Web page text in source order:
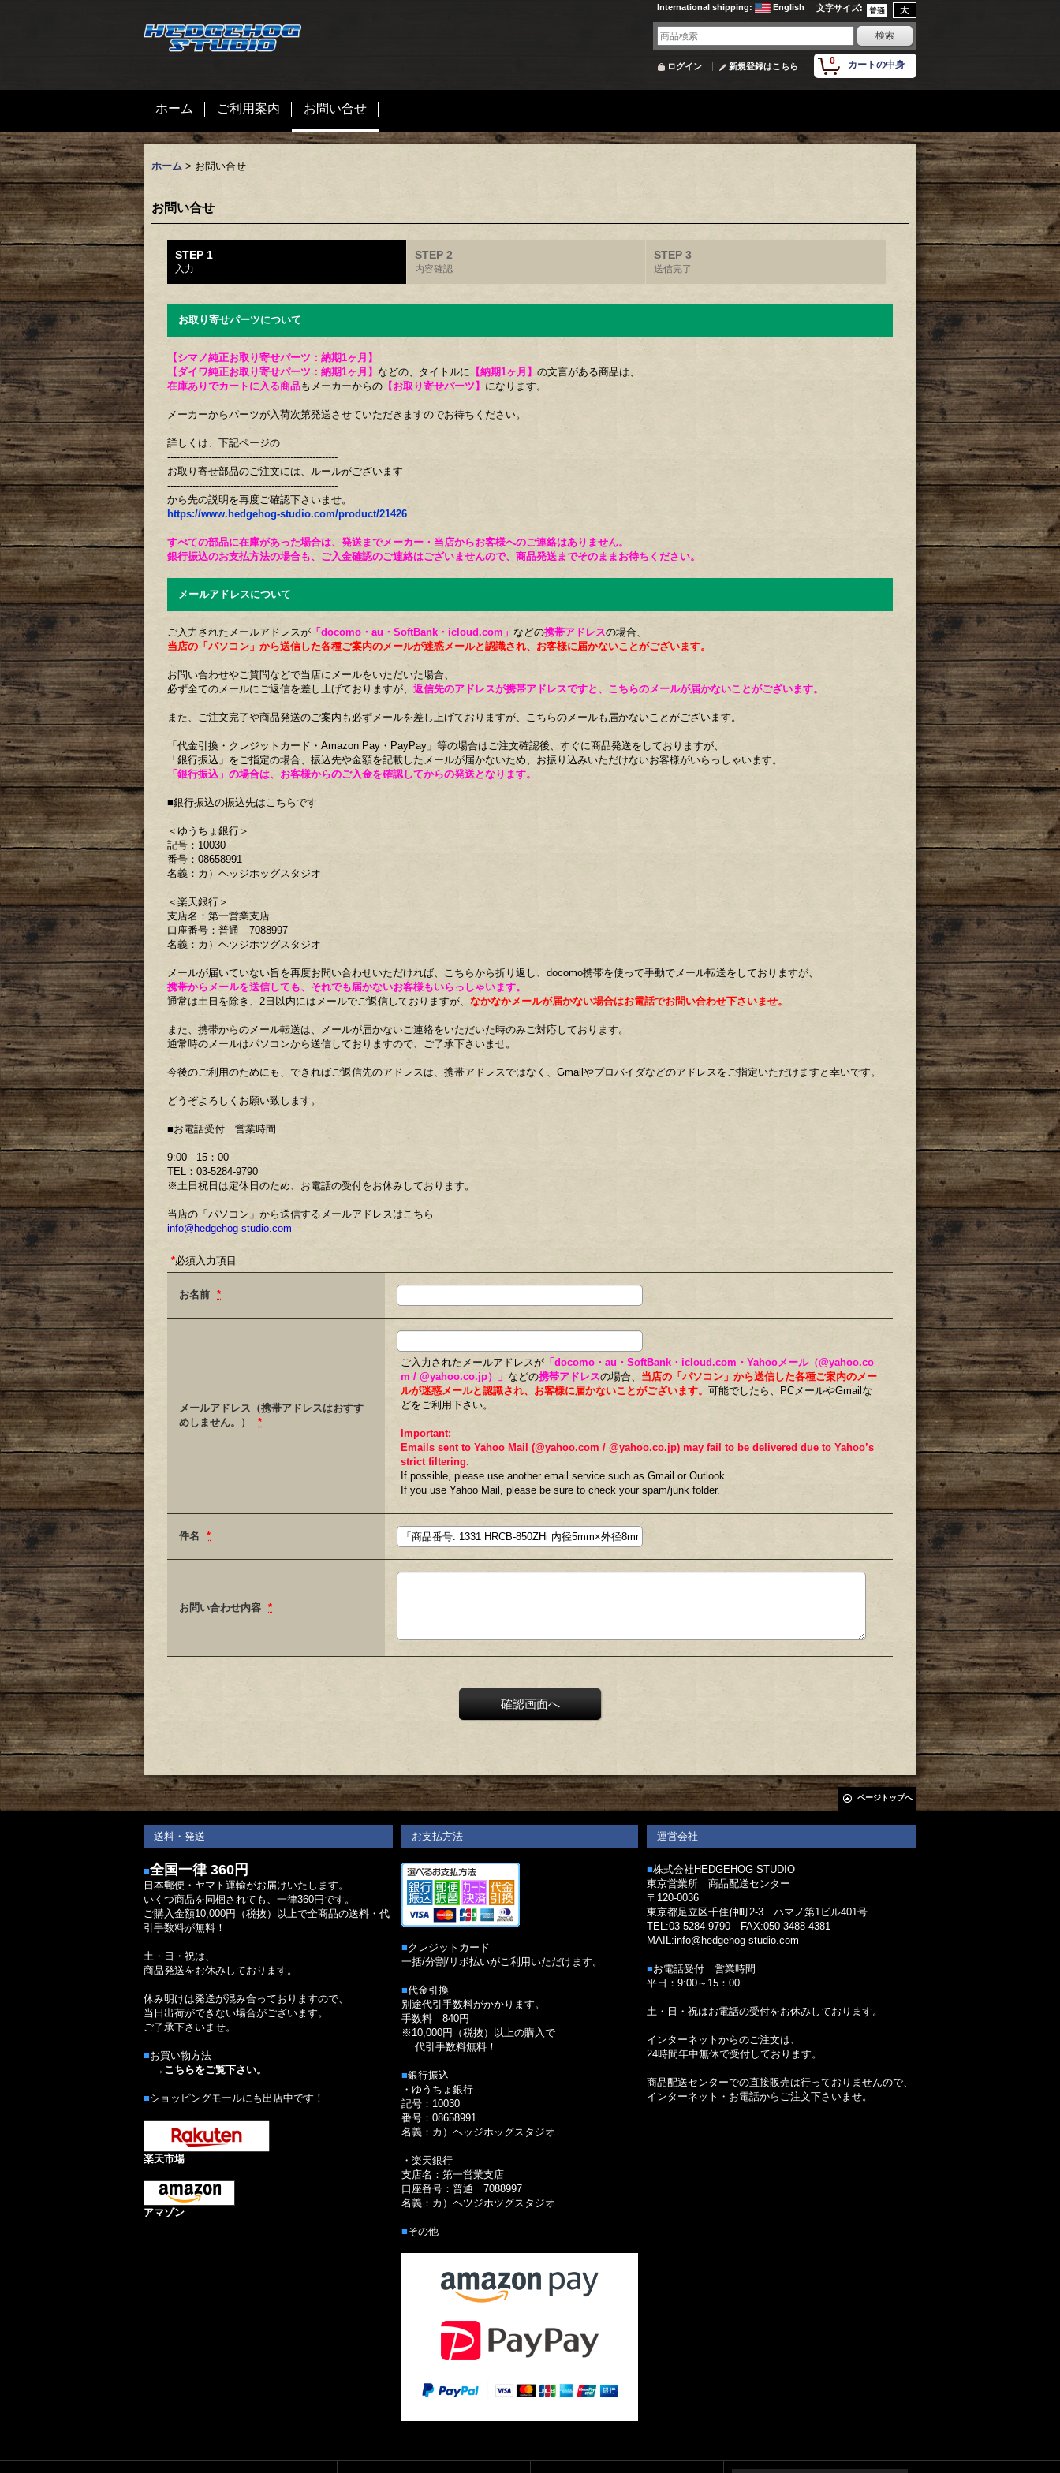
文字サイズ:
International shipping: English
0 カートの中身
ログイン 新規登録はこちら
ホーム ご利用案内 お問い合せ
ホーム > お問い合せ
お問い合せ
STEP 1
入力
STEP 2
内容確認
STEP 3
送信完了
お取り寄せパーツについて
【シマノ純正お取り寄せパーツ：納期1ヶ月】
【ダイワ純正お取り寄せパーツ：納期1ヶ月】 などの、タイトルに 【納期1ヶ月】 の文言がある商品は、
在庫ありでカートに入る商品もメーカーからの 【お取り寄せパーツ】 になります。
メーカーからパーツが入荷次第発送させていただきますのでお待ちください。
詳しくは、下記ページの
------------------------------------------------------
お取り寄せ部品のご注文には、ルールがございます
------------------------------------------------------
から先の説明を再度ご確認下さいませ。
https://www.hedgehog-studio.com/product/21426
すべての部品に在庫があった場合は、発送までメーカー・当店からお客様へのご連絡はありません。
銀行振込のお支払方法の場合も、ご入金確認のご連絡はございませんので、商品発送までそのままお待ちください。
メールアドレスについて
ご入力されたメールアドレスが 「docomo・au・SoftBank・icloud.com」 などの携帯アドレスの場合、
当店の「パソコン」から送信した各種ご案内のメールが迷惑メールと認識され、お客様に届かないことがございます。
お問い合わせやご質問などで当店にメールをいただいた場合、
必ず全てのメールにご返信を差し上げておりますが、 返信先のアドレスが携帯アドレスですと、こちらのメールが届かないことがございます。
また、ご注文完了や商品発送のご案内も必ずメールを差し上げておりますが、こちらのメールも届かないことがございます。
「代金引換・クレジットカード・Amazon Pay・PayPay」等の場合はご注文確認後、すぐに商品発送をしておりますが、
「銀行振込」をご指定の場合、振込先や金額を記載したメールが届かないため、お振り込みいただけないお客様がいらっしゃいます。
「銀行振込」の場合は、お客様からのご入金を確認してからの発送となります。
■銀行振込の振込先はこちらです
＜ゆうちょ銀行＞
記号：10030
番号：08658991
名義：カ）ヘッジホッグスタジオ
＜楽天銀行＞
支店名：第一営業支店
口座番号：普通 7088997
名義：カ）ヘツジホツグスタジオ
メールが届いていない旨を再度お問い合わせいただければ、こちらから折り返し、docomo携帯を使って手動でメール転送をしておりますが、
携帯からメールを送信しても、それでも届かないお客様もいらっしゃいます。
通常は土日を除き、2日以内にはメールでご返信しておりますが、 なかなかメールが届かない場合はお電話でお問い合わせ下さいませ。
また、携帯からのメール転送は、メールが届かないご連絡をいただいた時のみご対応しております。
通常時のメールはパソコンから送信しておりますので、ご了承下さいませ。
今後のご利用のためにも、できればご返信先のアドレスは、携帯アドレスではなく、Gmailやプロバイダなどのアドレスをご指定いただけますと幸いです。
どうぞよろしくお願い致します。
■お電話受付 営業時間
9:00 - 15：00
TEL：03-5284-9790
※土日祝日は定休日のため、お電話の受付をお休みしております。
当店の「パソコン」から送信するメールアドレスはこちら
info@hedgehog-studio.com
*必須入力項目
お名前 *
メールアドレス（携帯アドレスはおすす
めしません。）
*
ご入力されたメールアドレスが 「docomo・au・SoftBank・icloud.com・Yahooメール（@yahoo.co
m / @yahoo.co.jp）」 などの携帯アドレスの場合、 当店の「パソコン」から送信した各種ご案内のメー
ルが迷惑メールと認識され、お客様に届かないことがございます。 可能でしたら、PCメールやGmailな
どをご利用下さい。
Important:
Emails sent to Yahoo Mail (@yahoo.com / @yahoo.co.jp) may fail to be delivered due to Yahoo’s
strict filtering.
If possible, please use another email service such as Gmail or Outlook.
If you use Yahoo Mail, please be sure to check your spam/junk folder.
件名 *
お問い合わせ内容 *
ページトップへ
送料・発送 お支払方法 運営会社
■全国一律 360円
日本郵便・ヤマト運輸がお届けいたします。
いくつ商品を同梱されても、一律360円です。
ご購入金額10,000円（税抜）以上で全商品の送料・代
引手数料が無料！
土・日・祝は、
商品発送をお休みしております。
休み明けは発送が混み合っておりますので、
当日出荷ができない場合がございます。
ご了承下さいませ。
■お買い物方法
→ こちらをご覧下さい。
■ショッピングモールにも出店中です！
楽天市場
アマゾン
■クレジットカード
一括/分割/リボ払いがご利用いただけます。
■代金引換
別途代引手数料がかかります。
手数料 840円
※10,000円（税抜）以上の購入で
代引手数料無料！
■銀行振込
・ゆうちょ銀行
記号：10030
番号：08658991
名義：カ）ヘッジホッグスタジオ
・楽天銀行
支店名：第一営業支店
口座番号：普通 7088997
名義：カ）ヘツジホツグスタジオ
■その他
■株式会社HEDGEHOG STUDIO
東京営業所 商品配送センター
〒120-0036
東京都足立区千住仲町2-3 ハマノ第1ビル401号
TEL:03-5284-9790 FAX:050-3488-4381
MAIL:info@hedgehog-studio.com
■お電話受付 営業時間
平日：9:00～15：00
土・日・祝はお電話の受付をお休みしております。
インターネットからのご注文は、
24時間年中無休で受付しております。
商品配送センターでの直接販売は行っておりませんので、
インターネット・お電話からご注文下さいませ。